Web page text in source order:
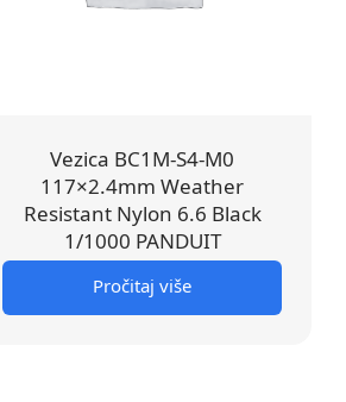
Vezica BC1M-S4-M0
117×2.4mm Weather
Resistant Nylon 6.6 Black
1/1000 PANDUIT
Pročitaj više